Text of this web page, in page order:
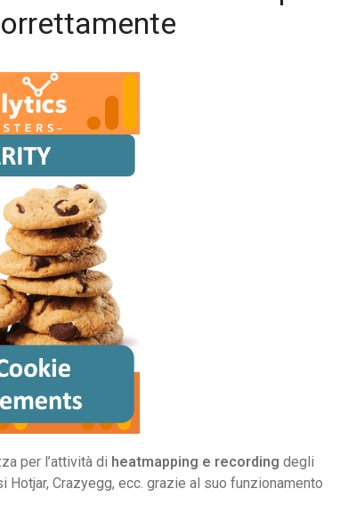
per l’attività di heatmapping e recording degli
Crazyegg, ecc. grazie al suo funzionamento